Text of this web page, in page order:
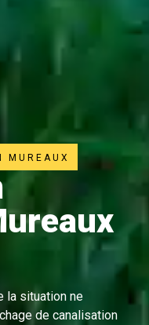
MUREAUX
la situation ne
de canalisation